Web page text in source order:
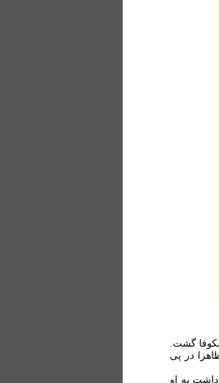
گشت.
ظاهرا در پی
به او